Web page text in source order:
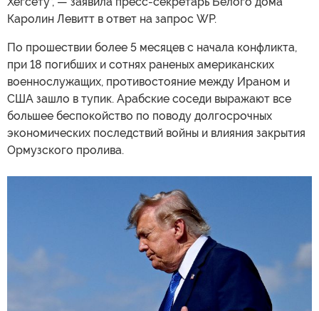
Каролин Левитт в ответ на запрос WP.
По прошествии более 5 месяцев с начала конфликта,
при 18 погибших и сотнях раненых американских
военнослужащих, противостояние между Ираном и
США зашло в тупик. Арабские соседи выражают все
большее беспокойство по поводу долгосрочных
экономических последствий войны и влияния закрытия
Ормузского пролива.